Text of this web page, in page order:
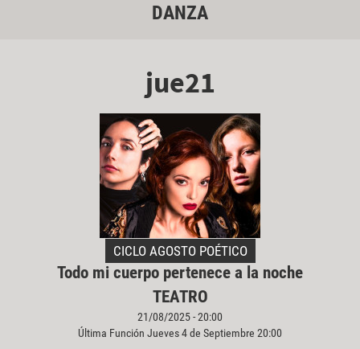
DANZA
jue21
CICLO AGOSTO POÉTICO
Todo mi cuerpo pertenece a la noche
TEATRO
21/08/2025 - 20:00
Última Función Jueves 4 de Septiembre 20:00